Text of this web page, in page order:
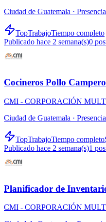
Ciudad de Guatemala ·
TopTrabajoTiempo completo
Publicado hace 2 semana(s)0
Cocineros Pollo
CMI - CORPORACIÓN
Ciudad de Guatemala ·
TopTrabajoTiempo completo
Publicado hace 2 semana(s)1
Planificador de
CMI - CORPORACIÓN